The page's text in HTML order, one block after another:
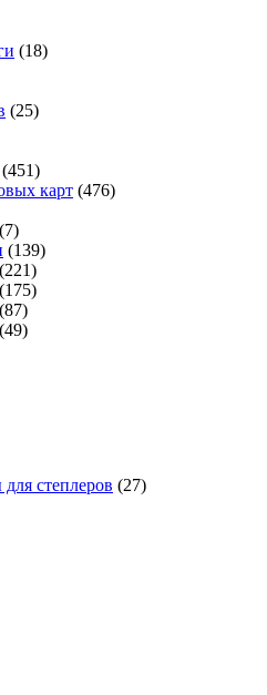
(18)
(25)
(451)
карт (476)
(7)
(139)
(221)
(175)
(87)
(49)
степлеров (27)